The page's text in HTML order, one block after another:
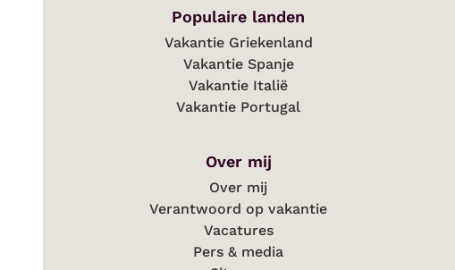
Populaire landen
Vakantie Griekenland
Vakantie Spanje
Vakantie Italië
Vakantie Portugal
Over mij
Over mij
Verantwoord op vakantie
Vacatures
Pers & media